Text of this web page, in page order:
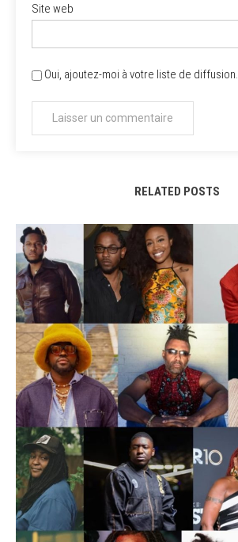
Site web
Oui, ajoutez-moi à votre liste de diffusion.
RELATED POSTS